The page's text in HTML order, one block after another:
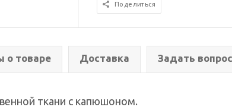
Поделиться
о товаре Доставка Задать вопрос
ткани с капюшоном.